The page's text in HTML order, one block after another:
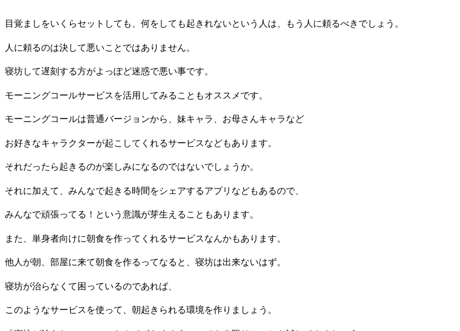
目覚ましをいくらセットしても、何をしても起きれないという人は、もう人に頼るべきでしょう。
人に頼るのは決して悪いことではありません。
寝坊して遅刻する方がよっぽど迷惑で悪い事です。
モーニングコールサービスを活用してみることもオススメです。
モーニングコールは普通バージョンから、妹キャラ、お母さんキャラなど
お好きなキャラクターが起こしてくれるサービスなどもあります。
それだったら起きるのが楽しみになるのではないでしょうか。
それに加えて、みんなで起きる時間をシェアするアプリなどもあるので、
みんなで頑張ってる！という意識が芽生えることもあります。
また、単身者向けに朝食を作ってくれるサービスなんかもあります。
他人が朝、部屋に来て朝食を作るってなると、寝坊は出来ないはず。
寝坊が治らなくて困っているのであれば、
このようなサービスを使って、朝起きられる環境を作りましょう。